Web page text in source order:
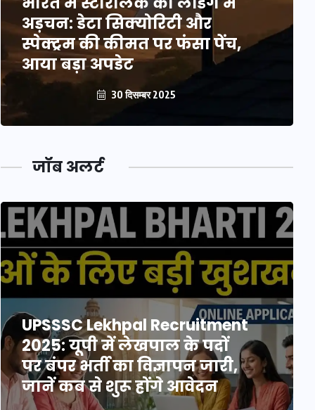
अड़चन: डेटा सिक्योरिटी और
स्पेक्ट्रम की कीमत पर फंसा पेंच,
आया बड़ा अपडेट
30 दिसम्बर 2025
जॉब अलर्ट
UPSSSC Lekhpal Recruitment
2025: यूपी में लेखपाल के पदों
पर बंपर भर्ती का विज्ञापन जारी,
जानें कब से शुरू होंगे आवेदन